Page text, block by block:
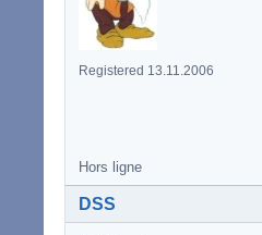
Registered 13.11.2006
Hors ligne
DSS